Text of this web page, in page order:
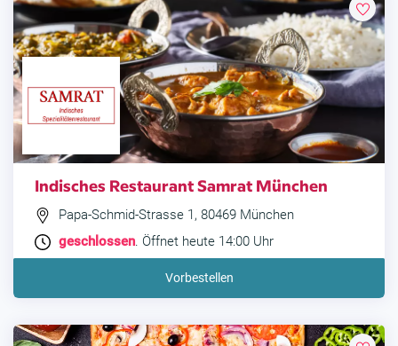
Indisches Restaurant Samrat München
Papa-Schmid-Strasse 1, 80469 München
geschlossen . Öffnet heute 14:00 Uhr
Vorbestellen